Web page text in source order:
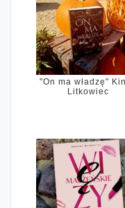
"On ma władzę"
Litkowiec